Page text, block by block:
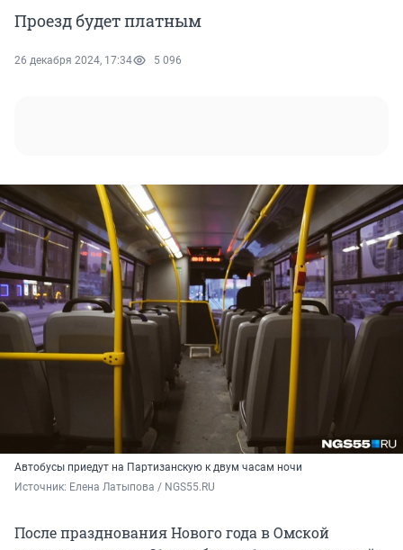
Проезд будет платным
26 декабря 2024, 17:34 5 096
Автобусы приедут на Партизанскую к двум часам ночи
Источник: Елена Латыпова / NGS55.RU
После празднования Нового года в Омской